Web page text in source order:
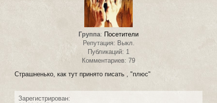
Группа: Посетители
Репутация: Выкл.
Публикаций: 1
Комментариев: 79
Страшненько, как тут принято писать , "плюс"
Зарегистрирован: